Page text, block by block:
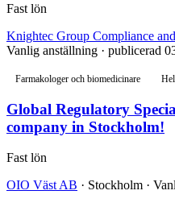
Fast lön
Knightec Group Compliance
Vanlig anställning · publicerad
Farmakologer och biomedicinare
Global Regulatory
company in Stockholm!
Fast lön
OIO Väst AB · Stockholm ·